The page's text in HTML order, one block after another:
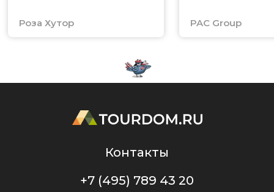
Роза Хутор PAC Group
Контакты
+7 (495) 789 43 20